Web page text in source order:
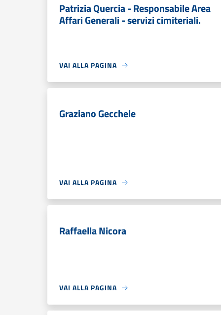
Patrizia Quercia - Responsabile Area
Affari Generali - servizi cimiteriali.
VAI ALLA PAGINA
Graziano Gecchele
VAI ALLA PAGINA
Raffaella Nicora
VAI ALLA PAGINA